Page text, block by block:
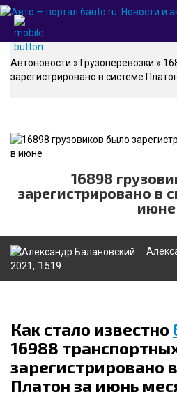
Автоновости » Грузоперевозки »
зарегистрировано в системе
16898
зарегистрировано в
июне
2021,
519
Как стало известно
16988
зарегистрировано
Платон за июнь